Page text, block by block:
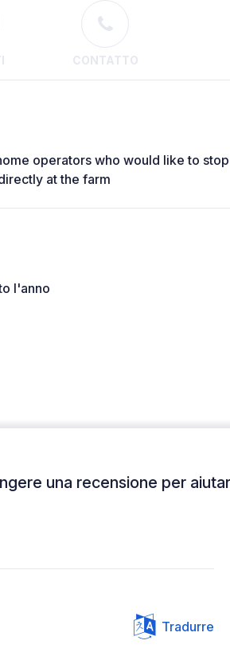
CONTATTO
operators who would like to
at the farm
l'anno
una recensione per
Tradurre